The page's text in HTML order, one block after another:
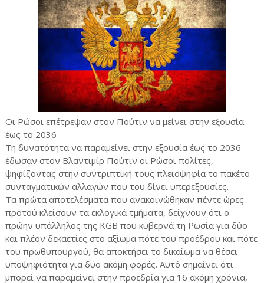
Οι Ρώσοι επέτρεψαν στον Πούτιν να μείνει στην εξουσία
έως το 2036
Τη δυνατότητα να παραμείνει στην εξουσία έως το 2036
έδωσαν στον Βλαντιμίρ Πούτιν οι Ρώσοι πολίτες,
ψηφίζοντας στην συντριπτική τους πλειοψηφία το πακέτο
συνταγματικών αλλαγών που του δίνει υπερεξουσίες.
Τα πρώτα αποτελέσματα που ανακοινώθηκαν πέντε ώρες
προτού κλείσουν τα εκλογικά τμήματα, δείχνουν ότι ο
πρώην υπάλληλος της KGB που κυβερνά τη Ρωσία για δύο
και πλέον δεκαετίες στο αξίωμα πότε του προέδρου και πότε
του πρωθυπουργού, θα αποκτήσει το δικαίωμα να θέσει
υποψηφιότητα για δύο ακόμη φορές. Αυτό σημαίνει ότι
μπορεί να παραμείνει στην προεδρία για 16 ακόμη χρόνια,